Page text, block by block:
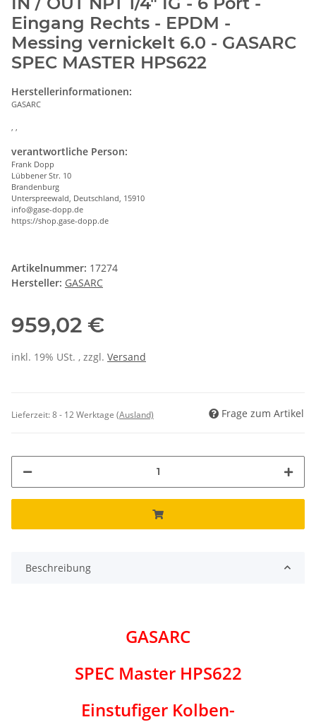
Eingang Rechts - EPDM -
Messing vernickelt 6.0 - GASARC
SPEC MASTER HPS622
Herstellerinformationen:
GASARC
verantwortliche Person:
Frank Dopp
Lübbener Str. 10
Brandenburg
Unterspreewald, Deutschland, 15910
info@gase-dopp.de
https://shop.gase-dopp.de
Artikelnummer: 17274
Hersteller: GASARC
959,02 €
inkl. 19% USt. , zzgl. Versand
Lieferzeit:8 - 12 Werktage (Ausland) Frage zum Artikel
Beschreibung
GASARC
SPEC Master HPS622
Einstufiger Kolben-